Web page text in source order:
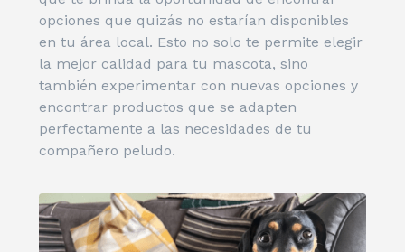
opciones que quizás no estarían disponibles
en tu área local. Esto no solo te permite elegir
la mejor calidad para tu mascota, sino
también experimentar con nuevas opciones y
encontrar productos que se adapten
perfectamente a las necesidades de tu
compañero peludo.